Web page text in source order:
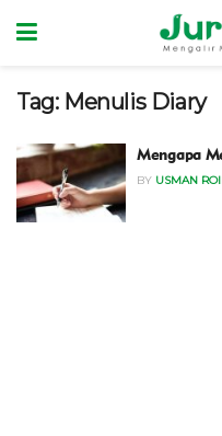
Tag: Menulis Diary
Mengapa
BY USMAN